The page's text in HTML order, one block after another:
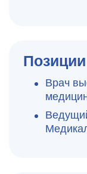
Позиции
Врач